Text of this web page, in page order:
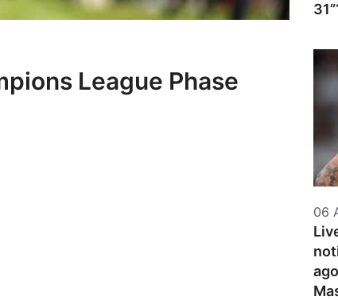
League Phase
06